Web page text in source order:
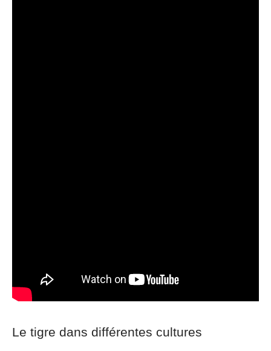
Le tigre dans différentes cultures